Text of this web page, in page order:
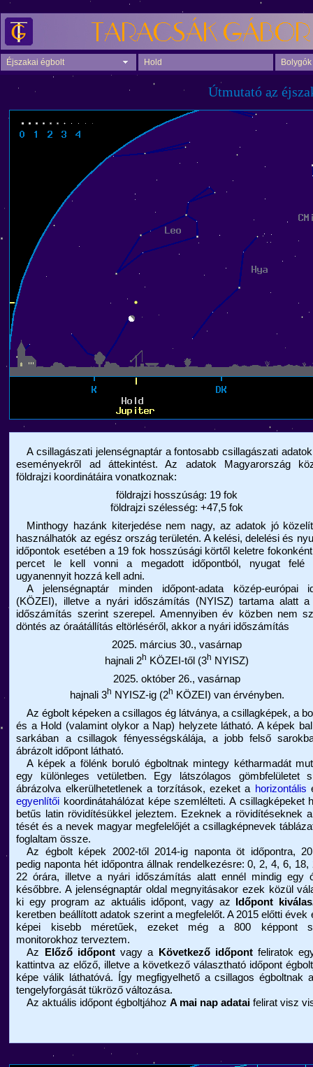
Éjszakai égbolt Hold Bolygók
Útmutató az
A csillagászati jelenségnaptár a fontosabb csillagászati
eseményekről ad áttekintést. Az adatok Magyarország
földrajzi koordinátáira vonatkoznak:
földrajzi hosszúság: 19 fok
földrajzi szélesség: +47,5 fok
Minthogy hazánk kiterjedése nem nagy, az adatok jó
használhatók az egész ország területén. A kelési, delelési és
időpontok esetében a 19 fok hosszúsági körtől keletre
percet le kell vonni a megadott időpontból, nyugat felé
ugyanennyit hozzá kell adni.
A jelenségnaptár minden időpont-adata közép-európai
(KÖZEI), illetve a nyári időszámítás (NYISZ) tartama alatt a
időszámítás szerint szerepel. Amennyiben év közben nem
döntés az óraátállítás eltörléséről, akkor a nyári időszámítás
2025. március 30., vasárnap
hajnali 2h KÖZEI-től (3h NYISZ)
2025. október 26., vasárnap
hajnali 3h NYISZ-ig (2h KÖZEI) van érvényben.
Az égbolt képeken a csillagos ég látványa, a csillagképek, a
és a Hold (valamint olykor a Nap) helyzete látható. A képek
sarkában a csillagok fényességskálája, a jobb felső
ábrázolt időpont látható.
A képek a fölénk boruló égboltnak mintegy kétharmadát
egy különleges vetületben. Egy látszólagos gömbfelületet
ábrázolva elkerülhetetlenek a torzítások, ezeket a horizontális
egyenlítői koordinátahálózat képe szemlélteti. A csillagképeket
betűs latin rövidítésükkel jeleztem. Ezeknek a rövidítéseknek
tését és a nevek magyar megfelelőjét a csillagképnevek
foglaltam össze.
Az égbolt képek 2002-től 2014-ig naponta öt időpontra,
pedig naponta hét időpontra állnak rendelkezésre: 0, 2, 4, 6, 18,
22 órára, illetve a nyári időszámítás alatt ennél mindig egy
későbbre. A jelenségnaptár oldal megnyitásakor ezek közül
ki egy program az aktuális időpont, vagy az
Időpont
keretben beállított adatok szerint a megfelelőt. A 2015 előtti évek
képei kisebb méretűek, ezeket még a 800 képpont
monitorokhoz terveztem.
Az
Előző időpont vagy a Következő időpont feliratok
kattintva az előző, illetve a következő választható időpont
képe válik láthatóvá. Így megfigyelhető a csillagos égboltnak
tengelyforgását tükröző változása.
Az aktuális időpont égboltjáhozA mai nap adatai felirat visz